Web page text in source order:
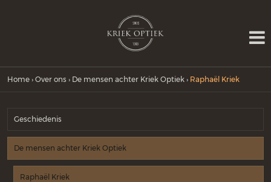
Home ›Over ons › De mensen achter Kriek Optiek › Raphaël Kriek
Geschiedenis
De mensen achter Kriek Optiek
Raphaël Kriek